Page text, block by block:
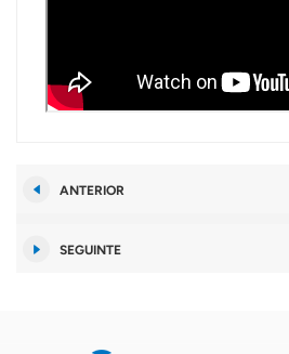
ANTERIOR
SEGUINTE